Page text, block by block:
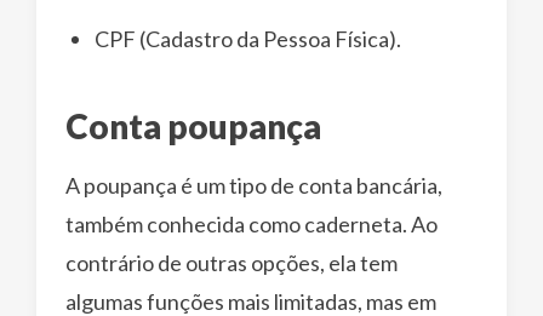
CPF (Cadastro da Pessoa Física).
Conta poupança
A poupança é um tipo de conta bancária,
também conhecida como caderneta. Ao
contrário de outras opções, ela tem
algumas funções mais limitadas, mas em